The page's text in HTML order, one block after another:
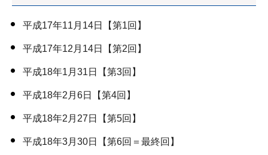
平成17年11月14日【第1回】
平成17年12月14日【第2回】
平成18年1月31日【第3回】
平成18年2月6日【第4回】
平成18年2月27日【第5回】
平成18年3月30日【第6回＝最終回】